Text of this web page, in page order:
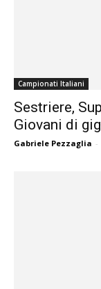
Campionati Italiani
Sestriere,
Giovani di
Gabriele Pezzaglia -